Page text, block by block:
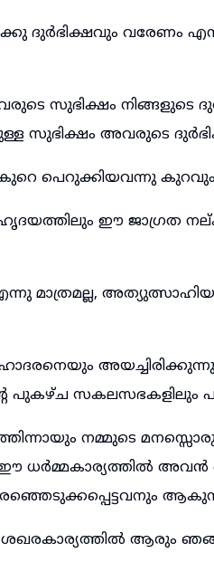
ദുർഭിക്ഷവും വരേണം
സുഭിക്ഷം നിങ്ങളുടെ
സുഭിക്ഷം അവരുടെ
പെറുക്കിയവന്നു കുറവും
ഹൃദയത്തിലും ഈ ജാഗ്രത
സകലസഭകളിലും
നമ്മുടെ
ധർമ്മകാര്യത്തിൽ
ആരും